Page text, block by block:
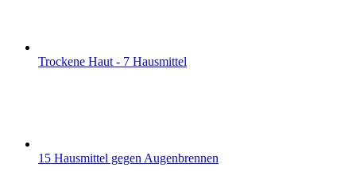
Trockene Haut - 7 Hausmittel
15 Hausmittel gegen Augenbrennen